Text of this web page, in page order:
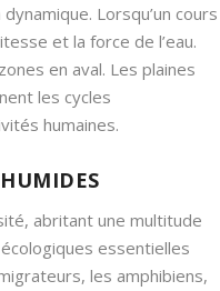
Lorsqu’un cours
et la force de l’eau.
en aval. Les plaines
les cycles
humaines.
abritant une multitude
essentielles
les amphibiens,